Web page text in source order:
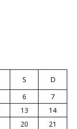
S
D
6
7
13
14
20
21